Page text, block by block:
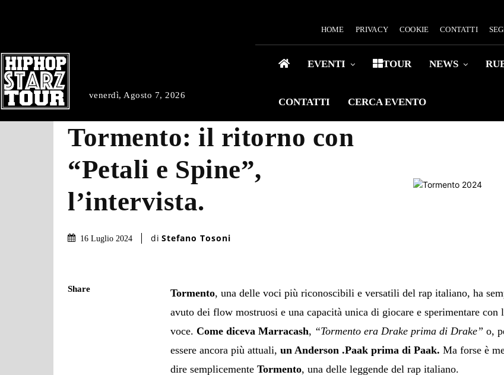
venerdì, Agosto 7, 2026
HOME PRIVACY COOKIE CONTATTI
EVENTI TOUR NEWS
CONTATTI CERCA EVENTO
Tormento: il ritorno con
“Petali e Spine”,
l’intervista.
16 Luglio 2024 di Stefano Tosoni
Share Tormento, una delle voci più riconoscibili e versatili del rap italiano, ha
avuto dei flow mostruosi e una capacità unica di giocare e sperimentare con
voce.Come diceva Marracash, “Tormento era Drake prima di Drake” o,
essere ancora più attuali,un Anderson .Paak prima di Paak. Ma forse è
dire semplicementeTormento, una delle leggende del rap italiano.